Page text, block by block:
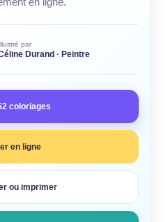
par
Durand · Peintre
coloriages
en ligne
ou imprimer